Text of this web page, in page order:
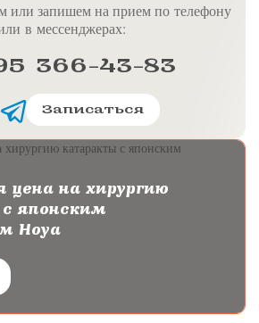
или запишем на прием по телефону
в мессенджерах:
366-43-83
Записаться
цена на хирургию
японским
Hoya